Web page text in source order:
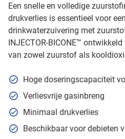
Een snelle en volledige
drukverlies is essentieel voor
drinkwaterzuivering met
INJECTOR-BICONE™
van zowel zuurstof als
Hoge doseringscapaciteit
Verliesvrije gasinbreng
Minimaal drukverlies
Beschikbaar voor debieten